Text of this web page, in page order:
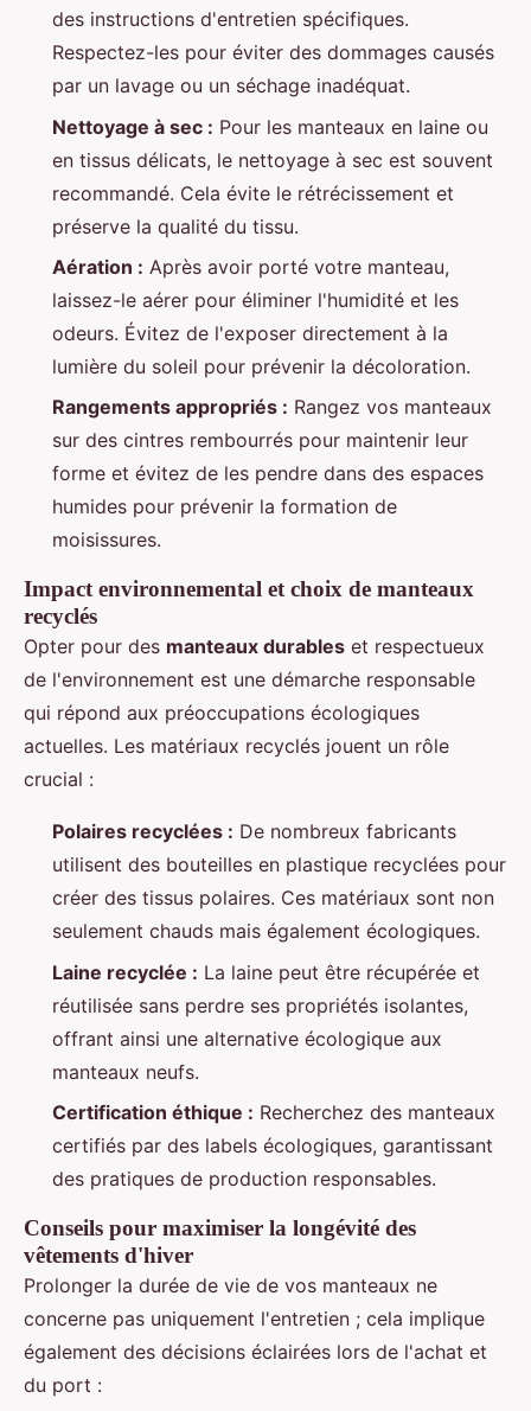
des instructions d'entretien spécifiques.
Respectez-les pour éviter des dommages causés
par un lavage ou un séchage inadéquat.
Nettoyage à sec : Pour les manteaux en laine ou
en tissus délicats, le nettoyage à sec est souvent
recommandé. Cela évite le rétrécissement et
préserve la qualité du tissu.
Aération : Après avoir porté votre manteau,
laissez-le aérer pour éliminer l'humidité et les
odeurs. Évitez de l'exposer directement à la
lumière du soleil pour prévenir la décoloration.
Rangements appropriés : Rangez vos manteaux
sur des cintres rembourrés pour maintenir leur
forme et évitez de les pendre dans des espaces
humides pour prévenir la formation de
moisissures.
Impact environnemental et choix de manteaux
recyclés
Opter pour des manteaux durables et respectueux
de l'environnement est une démarche responsable
qui répond aux préoccupations écologiques
actuelles. Les matériaux recyclés jouent un rôle
crucial :
Polaires recyclées : De nombreux fabricants
utilisent des bouteilles en plastique recyclées pour
créer des tissus polaires. Ces matériaux sont non
seulement chauds mais également écologiques.
Laine recyclée : La laine peut être récupérée et
réutilisée sans perdre ses propriétés isolantes,
offrant ainsi une alternative écologique aux
manteaux neufs.
Certification éthique : Recherchez des manteaux
certifiés par des labels écologiques, garantissant
des pratiques de production responsables.
Conseils pour maximiser la longévité des
vêtements d'hiver
Prolonger la durée de vie de vos manteaux ne
concerne pas uniquement l'entretien ; cela implique
également des décisions éclairées lors de l'achat et
du port :